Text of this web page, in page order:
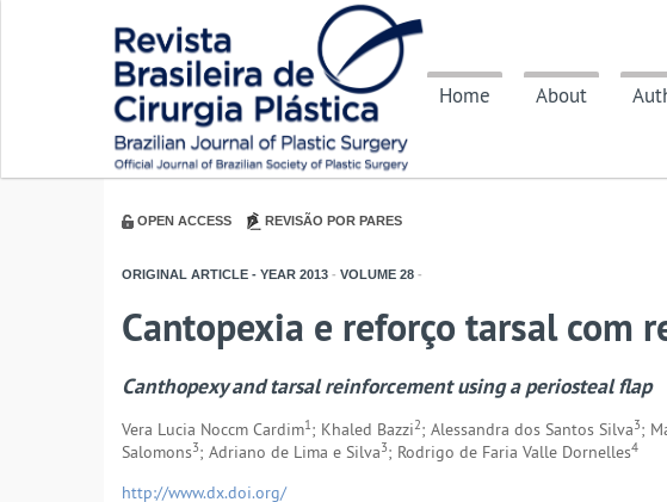
Home About
OPEN ACCESS REVISÃO POR PARES
ORIGINAL ARTICLE - YEAR 2013 - VOLUME 28 -
Cantopexia e reforço tarsal com
Canthopexy and tarsal reinforcement using a periosteal flap
Vera Lucia Noccm Cardim1; Khaled Bazzi2; Alessandra dos Santos Silva3;
Salomons3; Adriano de Lima e Silva3; Rodrigo de Faria Valle Dornelles4
http://www.dx.doi.org/